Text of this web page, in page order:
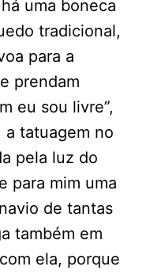
uma boneca
tradicional,
para a
prendam
eu sou livre”,
a tatuagem no
pela luz do
para mim uma
de tantas
também em
ela, porque